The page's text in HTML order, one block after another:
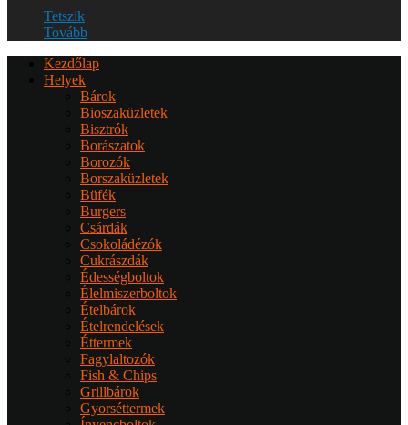
Tetszik
Tovább
Kezdőlap
Helyek
Bárok
Bioszaküzletek
Bisztrók
Borászatok
Borozók
Borszaküzletek
Büfék
Burgers
Csárdák
Csokoládézók
Cukrászdák
Édességboltok
Élelmiszerboltok
Ételbárok
Ételrendelések
Éttermek
Fagylaltozók
Fish & Chips
Grillbárok
Gyorséttermek